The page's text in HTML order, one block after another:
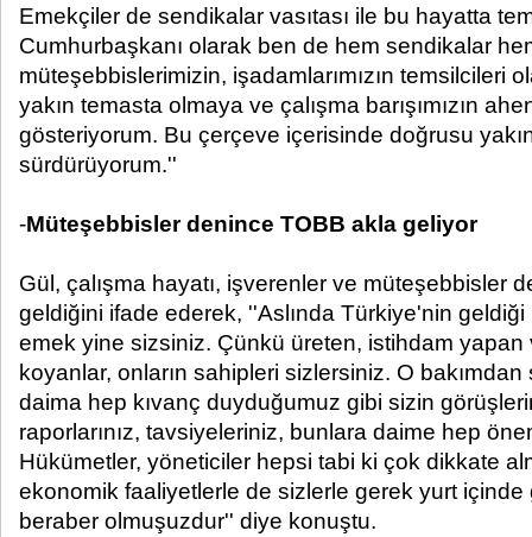
Emekçiler de sendikalar vasıtası ile bu hayatta
Cumhurbaşkanı olarak ben de hem sendikalar
müteşebbislerimizin, işadamlarımızın temsilcileri
yakın temasta olmaya ve çalışma barışımızın
gösteriyorum. Bu çerçeve içerisinde doğrusu yakın
sürdürüyorum.''
-Müteşebbisler denince TOBB akla geliyor
Gül, çalışma hayatı, işverenler ve müteşebbisler
geldiğini ifade ederek, ''Aslında Türkiye'nin geldiği
emek yine sizsiniz. Çünkü üreten, istihdam yapan
koyanlar, onların sahipleri sizlersiniz. O bakımdan
daima hep kıvanç duyduğumuz gibi sizin
raporlarınız, tavsiyeleriniz, bunlara daime hep
Hükümetler, yöneticiler hepsi tabi ki çok dikkate
ekonomik faaliyetlerle de sizlerle gerek yurt içinde
beraber olmuşuzdur'' diye konuştu.